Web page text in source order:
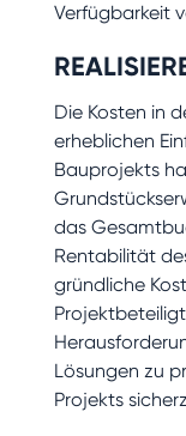
Verfügbarkeit
Die Kosten in
erheblichen
Bauprojekts
das
Rentabilität
gründliche
Lösungen zu
Projekts